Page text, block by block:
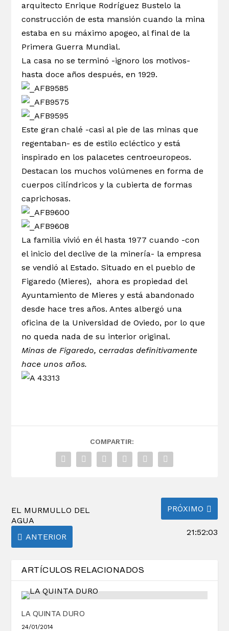
arquitecto Enrique Rodríguez Bustelo la
construcción de esta mansión cuando la mina
estaba en su máximo apogeo, al final de la
Primera Guerra Mundial.
La casa no se terminó -ignoro los motivos-
hasta doce años después, en 1929.
Este gran chalé -casi al pie de las minas que
regentaban- es de estilo ecléctico y está
inspirado en los palacetes centroeuropeos.
Destacan los muchos volúmenes en forma de
cuerpos cilíndricos y la cubierta de formas
caprichosas.
La familia vivió en él hasta 1977 cuando -con
el inicio del declive de la minería- la empresa
se vendió al Estado. Situado en el pueblo de
Figaredo (Mieres), ahora es propiedad del
Ayuntamiento de Mieres y está abandonado
desde hace tres años. Antes albergó una
oficina de la Universidad de Oviedo, por lo que
no queda nada de su interior original.
Minas de Figaredo, cerradas definitivamente
hace unos años.
COMPARTIR:
EL MURMULLO DEL
AGUA
ANTERIOR
PRÓXIMO
21:52:03
ARTÍCULOS RELACIONADOS
LA QUINTA DURO
24/01/2014